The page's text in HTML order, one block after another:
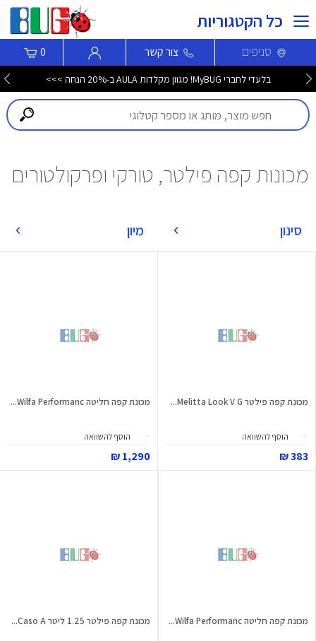
כל הקטגוריות
סניפים צור קשר 0
בלעדי לחברי MyBUG! מגוון מקלדות AULA ב-20% הנחה >>>
מכונות קפה פילטר, טורקי ופרקולטורים
סינון מיון
מכונת קפה פילטר Melitta Look V G...
הוסף להשוואה
383 ₪
מכונת קפה חליטה Wilfa Performanc...
הוסף להשוואה
1,290 ₪
מכונת קפה חליטה Wilfa Performanc... מכונת קפה פילטר 1.25 ליטר Caso A...